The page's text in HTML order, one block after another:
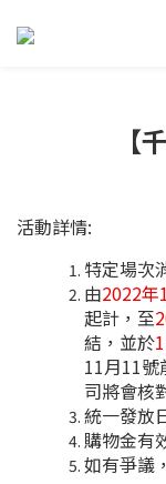
【
活動詳情:
特定場次
由2022年
起計，至
結，並於
11月11號
司將會核
統一發放
購物金有
如有爭議